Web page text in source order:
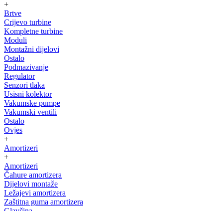
+
Brtve
Crijevo turbine
Kompletne turbine
Moduli
Montažni dijelovi
Ostalo
Podmazivanje
Regulator
Senzori tlaka
Usisni kolektor
Vakumske pumpe
Vakumski ventili
Ostalo
Ovjes
+
Amortizeri
+
Amortizeri
Čahure amortizera
Dijelovi montaže
Ležajevi amortizera
Zaštitna guma amortizera